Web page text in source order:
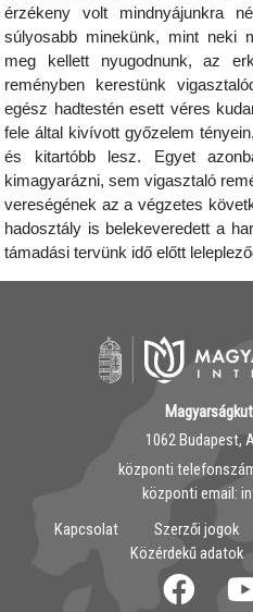
érzékeny volt mindnyájunkra
súlyosabb minekünk, mint neki
meg kellett nyugodnunk, az
reményben kerestünk
egész hadtestén esett véres
fele által kivívott győzelem
és kitartóbb lesz. Egyet
kimagyarázni, sem vigasztaló
vereségének az a végzetes
hadosztály is belekeveredett a
támadási tervünk idő előtt
1062 Budapest,
központi
központi email:
Kapcsolat
Szerzői jogok
Közérdekű adatok